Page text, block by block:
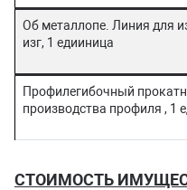
Об металлопе. Линия для
изг, 1 едииница
Профилегибочный
производства профиля , 1
СТОИМОСТЬ